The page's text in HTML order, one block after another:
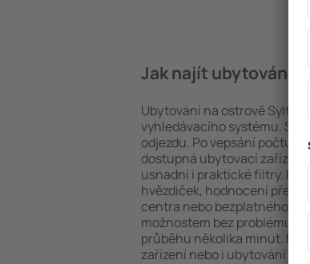
Jak najít ubytování
Ubytování na ostrově Sylt
vyhledávacího systému.
odjezdu. Po vepsání počtu
dostupná ubytovací
usnadní i praktické filtry.
hvězdiček, hodnocení
centra nebo bezplatného
možnostem bez problému
průběhu několika minut.
zařízení nebo i ubytování s